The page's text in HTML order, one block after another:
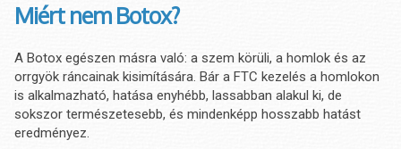
Miért nem Botox?
A Botox egészen másra való: a szem körüli, a homlok és az
orrgyök ráncainak kisimítására. Bár a FTC kezelés a homlokon
is alkalmazható, hatása enyhébb, lassabban alakul ki, de
sokszor természetesebb, és mindenképp hosszabb hatást
eredményez.